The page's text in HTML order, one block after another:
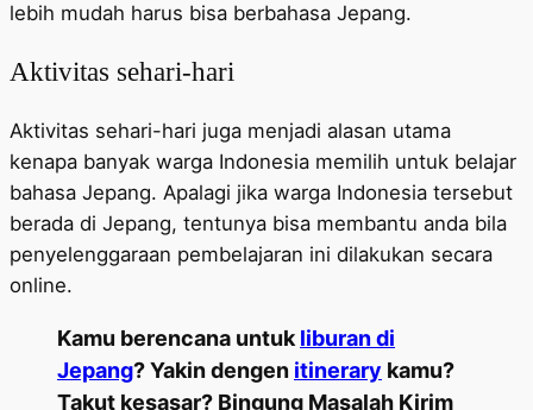
lebih mudah harus bisa berbahasa Jepang.
Aktivitas sehari-hari
Aktivitas sehari-hari juga menjadi alasan utama
kenapa banyak warga Indonesia memilih untuk belajar
bahasa Jepang. Apalagi jika warga Indonesia tersebut
berada di Jepang, tentunya bisa membantu anda bila
penyelenggaraan pembelajaran ini dilakukan secara
online.
Kamu berencana untukliburan di
Jepang? Yakin dengen itinerary kamu?
Takut kesasar? Bingung Masalah Kirim